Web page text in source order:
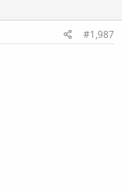
#1,987